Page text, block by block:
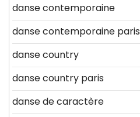
danse contemporaine
danse contemporaine paris
danse country
danse country paris
danse de caractère